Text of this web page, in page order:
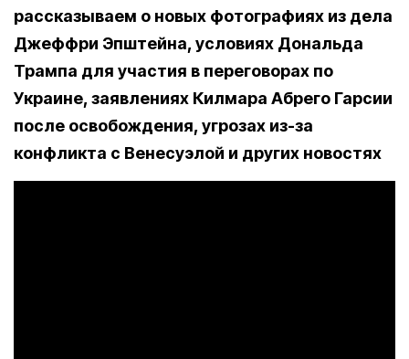
рассказываем о новых фотографиях из дела
Джеффри Эпштейна, условиях Дональда
Трампа для участия в переговорах по
Украине, заявлениях Килмара Абрего Гарсии
после освобождения, угрозах из-за
конфликта с Венесуэлой и других новостях